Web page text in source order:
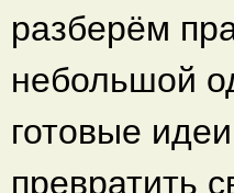
разберём
небольшой
готовые
превратить